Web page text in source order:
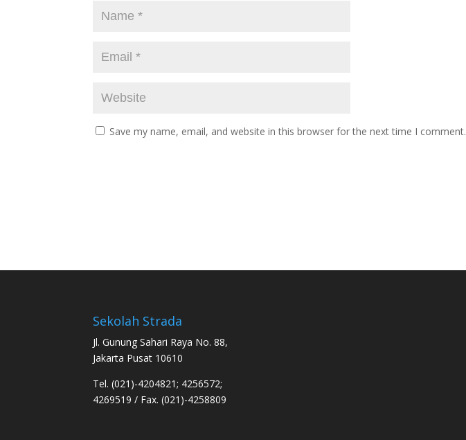
Save my name, email, and website in this browser for the next time I comment.
Sekolah Strada
Jl. Gunung Sahari Raya No. 88,
Jakarta Pusat 10610
Tel. (021)-4204821; 4256572;
4269519 / Fax. (021)-4258809